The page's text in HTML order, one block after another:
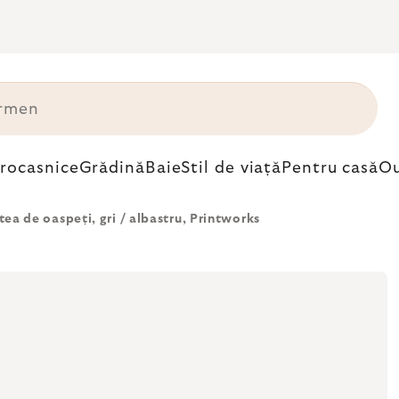
Grădină BaieStil de viață Pentru casă
de oaspeți, gri / albastru, Printworks